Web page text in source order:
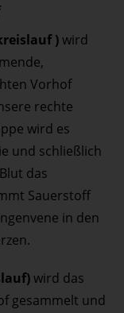
)wird
Vorhof
rechte
wird es
und schließlich
das
Sauerstoff
in den
wird das
gesammelt und